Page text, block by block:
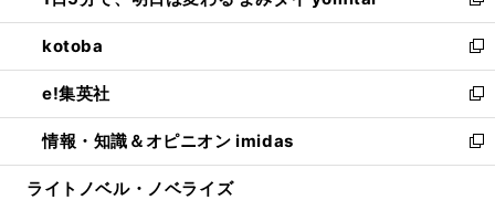
開
く
ウ
で
開
く
ン
ド
ウ
で
開
く
ウ
ィ
ン
ド
ウ
で
開
し
い
ウ
ィ
ン
ド
ウ
kotoba
新
し
い
ウ
ィ
ン
e!集英社
新
し
い
ウ
情報・知識＆オピニオン imidas
新
し
ライトノベル・ノベライズ